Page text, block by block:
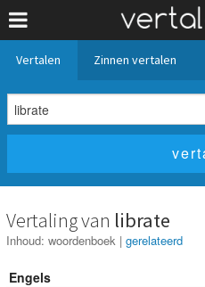
Vertalen Zinnen vertalen
Vertaling van librate
Inhoud: woordenboek | gerelateerd
Engels